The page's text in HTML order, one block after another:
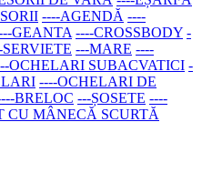
----AGENDĂ ----
GEANTA ----CROSSBODY -
SERVIETE ---MARE ----
OCHELARI SUBACVATICI -
----OCHELARI DE
BRELOC ---ȘOSETE ----
CU MÂNECĂ SCURTĂ